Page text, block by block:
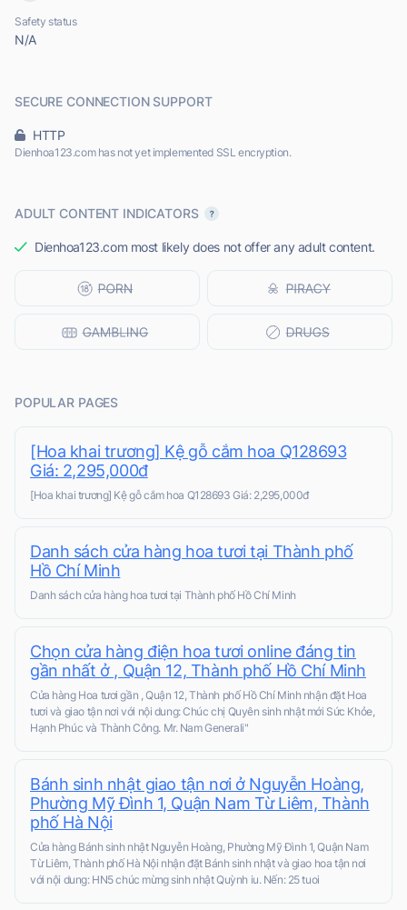
Safety status
N/A
SECURE CONNECTION SUPPORT
HTTP
Dienhoa123.com has not yet implemented SSL encryption.
ADULT CONTENT INDICATORS
Dienhoa123.com most likely does not offer any adult content.
POPULAR PAGES
[Hoa khai trương] Kệ gỗ cắm hoa Q128693
Giá: 2,295,000đ
[Hoa khai trương] Kệ gỗ cắm hoa Q128693 Giá: 2,295,000đ
Danh sách cửa hàng hoa tươi tại Thành phố
Hồ Chí Minh
Danh sách cửa hàng hoa tươi tại Thành phố Hồ Chí Minh
Chọn cửa hàng điện hoa tươi online đáng tin
gần nhất ở , Quận 12, Thành phố Hồ Chí Minh
Cửa hàng Hoa tươi gần , Quận 12, Thành phố Hồ Chí Minh nhận đặt Hoa
tươi và giao tận nơi với nội dung: Chúc chị Quyên sinh nhật mới Sức Khỏe,
Hạnh Phúc và Thành Công. Mr. Nam Generali"
Bánh sinh nhật giao tận nơi ở Nguyễn Hoàng,
Phường Mỹ Đình 1, Quận Nam Từ Liêm, Thành
phố Hà Nội
Cửa hàng Bánh sinh nhật Nguyễn Hoàng, Phường Mỹ Đình 1, Quận Nam
Từ Liêm, Thành phố Hà Nội nhận đặt Bánh sinh nhật và giao hoa tận nơi
với nội dung: HN5 chúc mừng sinh nhật Quỳnh iu. Nến: 25 tuoi